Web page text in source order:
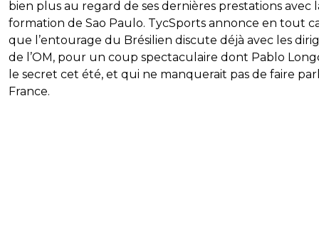
bien plus au regard de ses dernières prestations avec
formation de Sao Paulo. TycSports annonce en tout
que l’entourage du Brésilien discute déjà avec les
de l’OM, pour un coup spectaculaire dont Pablo
le secret cet été, et qui ne manquerait pas de faire
France.